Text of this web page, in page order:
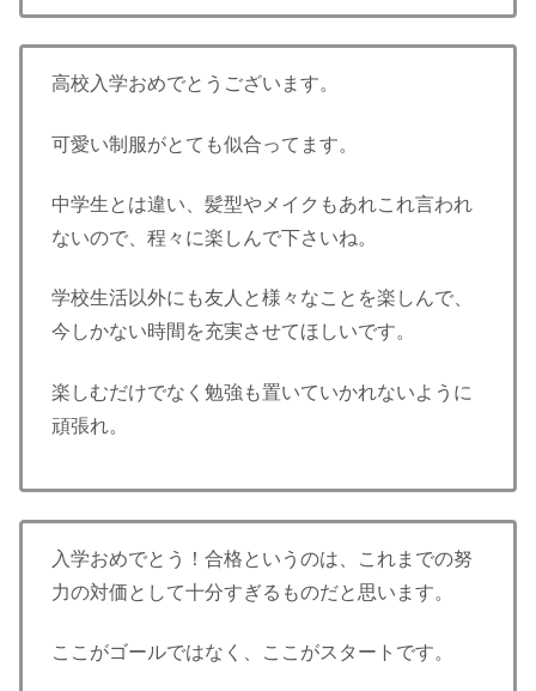
高校入学おめでとうございます。
可愛い制服がとても似合ってます。
中学生とは違い、髪型やメイクもあれこれ言われ
ないので、程々に楽しんで下さいね。
学校生活以外にも友人と様々なことを楽しんで、
今しかない時間を充実させてほしいです。
楽しむだけでなく勉強も置いていかれないように
頑張れ。
入学おめでとう！合格というのは、これまでの努
力の対価として十分すぎるものだと思います。
ここがゴールではなく、ここがスタートです。